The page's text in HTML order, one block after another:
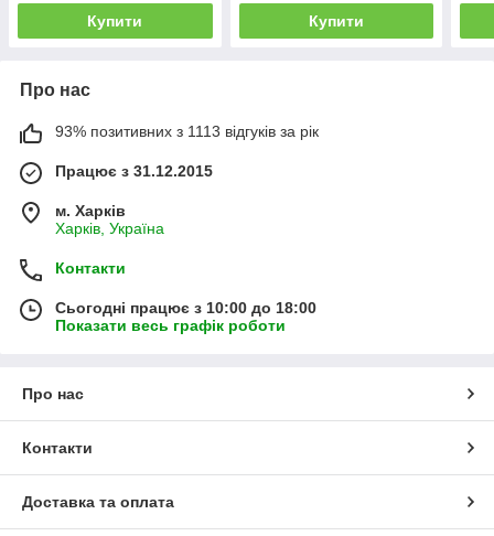
Купити Купити
Про нас
93% позитивних з 1113 відгуків за рік
Працює з 31.12.2015
м. Харків
Харків, Україна
Контакти
Сьогодні працює з 10:00 до 18:00
Показати весь графік роботи
Про нас
Контакти
Доставка та оплата